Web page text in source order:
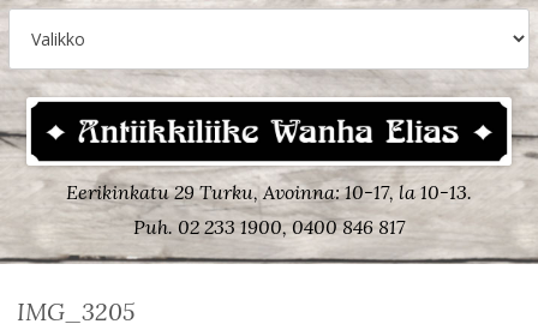
Eerikinkatu 29 Turku, Avoinna: 10-17, la 10-13.
Puh. 02 233 1900, 0400 846 817
IMG_3205